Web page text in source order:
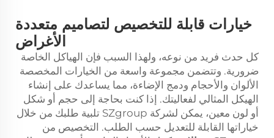
خيارات قابلة للتخصيص لتصاميم متعددة
الأغراض
كل حدث فريد من نوعه، ولهذا السبب فإن الهياكل الخاصة
ضرورية. وتتضمن مجموعة واسعة من الخيارات المخصصة
الألوان والأحجام ودمج الإضاءة، مما يساعدك على إنشاء
الهيكل المثالي لفعاليتك. إذا كنت بحاجة إلى حجم أو شكل
أو لون معين، يمكن لشركة SZgroup تلبية طلبك من خلال
خياراتها القابلة للتعديل حسب الطلب. التخصيص من